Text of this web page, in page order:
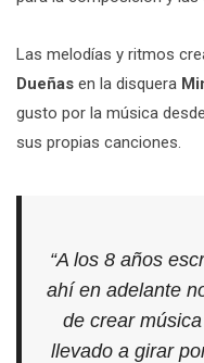
Las melodías y ritmos
Dueñas en la disquera
gusto por la música
sus propias canciones.
“A los 8 años
ahí en adelante
de crear
llevado a girar